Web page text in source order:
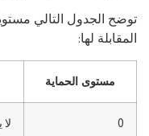
الجدول التالي مستويات
لها:
مستوى الحماية
لا